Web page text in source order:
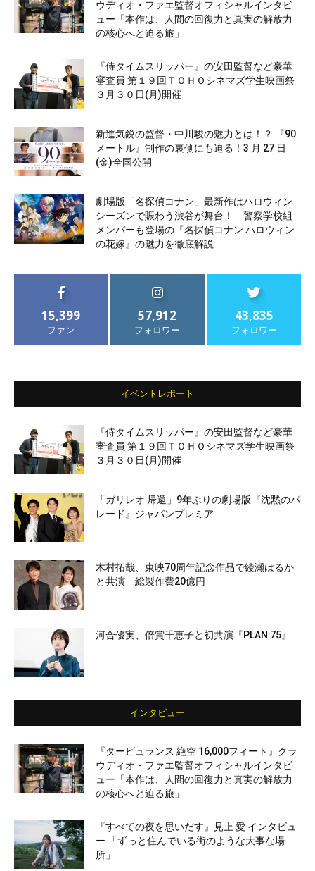
ウディオ・ファエ監督オフィシャルインタビ
ュー「本作は、人間の回復力と真実の解放力
の核心へと迫る旅」
『侍タイムスリッパー』の安田監督など豪華
審査員 第１９回ＴＯＨＯシネマズ学生映画祭
３月３０日(月)開催
新進気鋭の監督・中川駿の魅力とは！？ 『90
メートル』制作の裏側にも迫る！3 月 27 日
(金)全国公開
劇場版「名探偵コナン」最新作はハロウィン
シーズンで賑わう渋谷が舞台！ 警察学校組
メンバーも登場の『名探偵コナン ハロウィン
の花嫁』の魅力を徹底解説
15,399
ファン
57,912
フォロワー
43,835
フォロワー
イベントレポート
『侍タイムスリッパー』の安田監督など豪華
審査員 第１９回ＴＯＨＯシネマズ学生映画祭
３月３０日(月)開催
「ガリレオ 帰還」9年ぶりの劇場版『沈黙のパ
レード』ジャパンプレミア
木村拓哉、東映70周年記念作品で綾瀬はるか
と共演 総製作費20億円
河合優実、倍賞千恵子と初共演『PLAN 75』
インタビュー
『タービュランス 絶空 16,000フィート』クラ
ウディオ・ファエ監督オフィシャルインタビ
ュー「本作は、人間の回復力と真実の解放力
の核心へと迫る旅」
『すべての夜を思いだす』見上 愛 インタビュ
ー 「ずっと住んでいる街のような大事な場
所」